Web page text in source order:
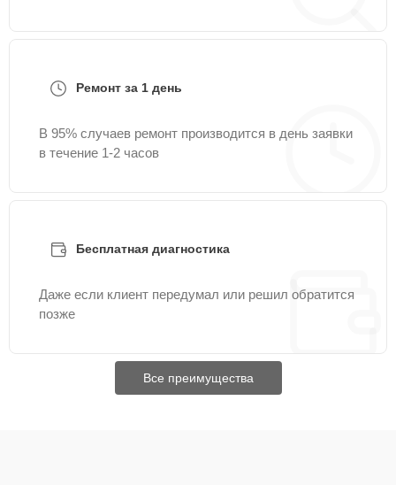
Ремонт за 1 день
В 95% случаев ремонт производится в день заявки
в течение 1-2 часов
Бесплатная диагностика
Даже если клиент передумал или решил обратится
позже
Все преимущества